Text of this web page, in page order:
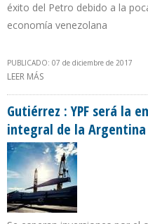
éxito del Petro debido a la
economía venezolana
PUBLICADO: 07 de diciembre de 2017
LEER MÁS
Gutiérrez : YPF será la
integral de la Argentina